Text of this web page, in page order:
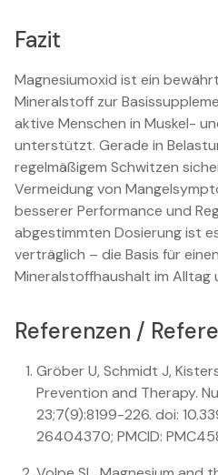
Fazit
Magnesiumoxid ist ein
Mineralstoff zur
aktive Menschen in Muskel-
unterstützt. Gerade in
regelmäßigem Schwitzen
Vermeidung von
besserer Performance und
abgestimmten Dosierung ist
verträglich – die Basis für
Mineralstoffhaushalt im Alltag
Referenzen /
Gröber U, Schmidt J,
Prevention and Therapy.
23;7(9):8199-226. doi:
26404370; PMCID: